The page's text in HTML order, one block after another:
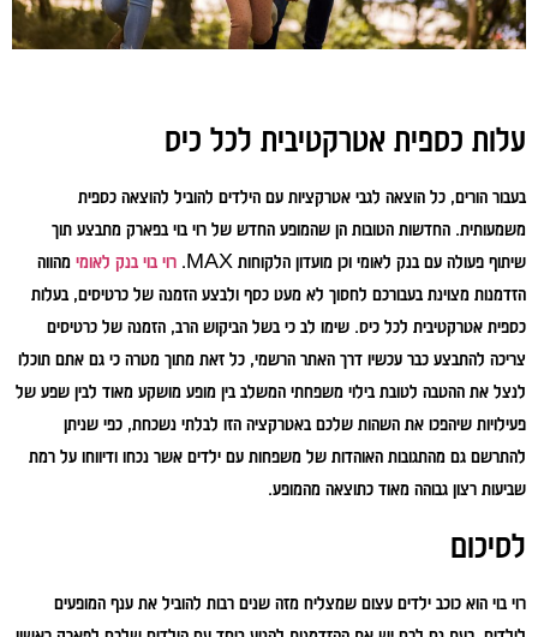
עלות כספית אטרקטיבית לכל כיס
בעבור הורים, כל הוצאה לגבי אטרקציות עם הילדים להוביל להוצאה כספית
משמעותית. החדשות הטובות הן שהמופע החדש של רוי בוי בפארק מתבצע תוך
שיתוף פעולה עם בנק לאומי וכן מועדון הלקוחות MAX.
רוי בוי בנק לאומי מהווה
הזדמנות מצוינת בעבורכם לחסוך לא מעט כסף ולבצע הזמנה של כרטיסים, בעלות
כספית אטרקטיבית לכל כיס. שימו לב כי בשל הביקוש הרב, הזמנה של כרטיסים
צריכה להתבצע כבר עכשיו דרך האתר הרשמי, כל זאת מתוך מטרה כי גם אתם תוכלו
לנצל את ההטבה לטובת בילוי משפחתי המשלב בין מופע מושקע מאוד לבין שפע של
פעילויות שיהפכו את השהות שלכם באטרקציה הזו לבלתי נשכחת, כפי שניתן
להתרשם גם מהתגובות האוהדות של משפחות עם ילדים אשר נכחו ודיווחו על רמת
שביעות רצון גבוהה מאוד כתוצאה מהמופע.
לסיכום
רוי בוי הוא כוכב ילדים עצום שמצליח מזה שנים רבות להוביל את ענף המופעים